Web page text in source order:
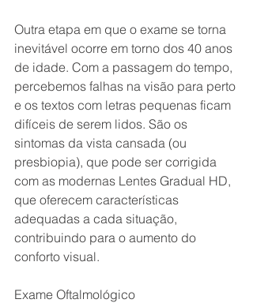
Outra etapa em que o exame se torna
inevitável ocorre em torno dos 40 anos
de idade. Com a passagem do tempo,
percebemos falhas na visão para perto
e os textos com letras pequenas ficam
difíceis de serem lidos. São os
sintomas da vista cansada (ou
presbiopia), que pode ser corrigida
com as modernas Lentes Gradual HD,
que oferecem características
adequadas a cada situação,
contribuindo para o aumento do
conforto visual.
Exame Oftalmológico